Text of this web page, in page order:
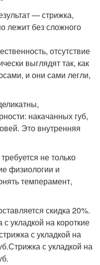
— стрижка,
лежит без сложного
отсутствие
выглядят так, как
и они сами легли,
накачанных губ,
Это внутренняя
не только
физиологии и
темперамент,
скидка 20%.
укладкой на короткие
с укладкой на
с укладкой на